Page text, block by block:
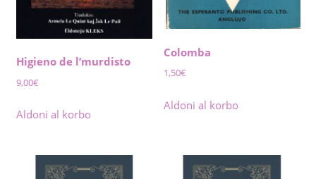
Higieno de l’murdisto
9,00€
Aldoni al korbo
Colomba
1,50€
Aldoni al korbo